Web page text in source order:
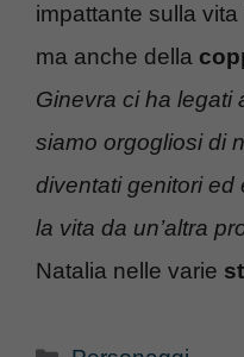
impattante sulla
ma anche della
Ginevra ci ha
siamo orgogliosi di
diventati genitori ed
la vita da un’altra
Natalia nelle varie